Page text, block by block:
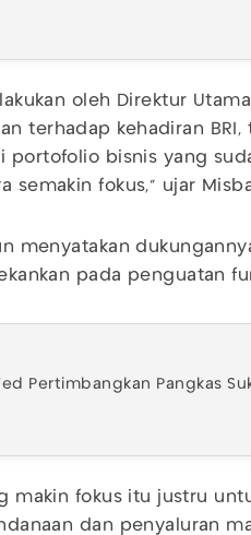
oleh Direktur
terhadap kehadiran BRI,
portofolio bisnis yang
semakin fokus,” ujar
menyatakan
pada penguatan
Pertimbangkan Pangkas
makin fokus itu justru
dan penyaluran